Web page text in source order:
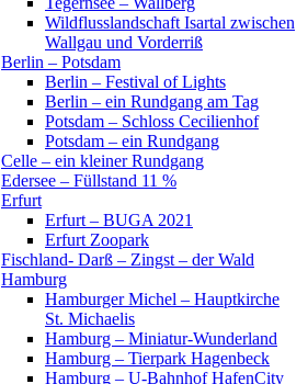
Wildflusslandschaft Isartal zwischen
Wallgau und Vorderriß
Berlin – Potsdam
Berlin – Festival of Lights
Berlin – ein Rundgang am Tag
Potsdam – Schloss Cecilienhof
Potsdam – ein Rundgang
Celle – ein kleiner Rundgang
Edersee – Füllstand 11 %
Erfurt
Erfurt – BUGA 2021
Erfurt Zoopark
Fischland- Darß – Zingst – der Wald
Hamburg
Hamburger Michel – Hauptkirche
St. Michaelis
Hamburg – Miniatur-Wunderland
Hamburg – Tierpark Hagenbeck
Hamburg – U-Bahnhof HafenCity